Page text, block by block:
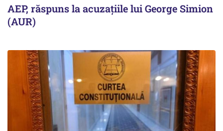
AEP, răspuns la acuzațiile lui George Simion
(AUR)